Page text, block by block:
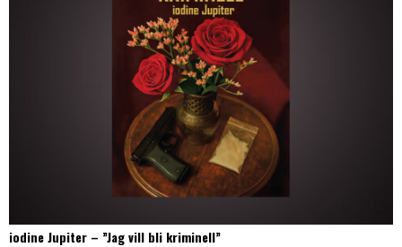
iodine Jupiter – ”Jag vill bli kriminell”